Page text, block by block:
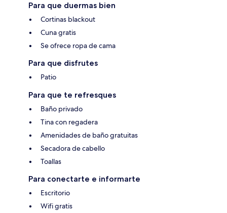
Para que duermas bien
Cortinas blackout
Cuna gratis
Se ofrece ropa de cama
Para que disfrutes
Patio
Para que te refresques
Baño privado
Tina con regadera
Amenidades de baño gratuitas
Secadora de cabello
Toallas
Para conectarte e informarte
Escritorio
Wifi gratis